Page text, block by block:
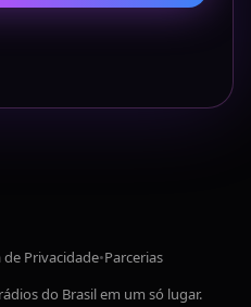
de Privacidade•Parcerias
do Brasil em um só lugar.